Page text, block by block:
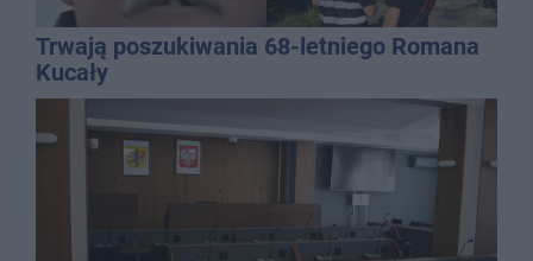
Trwają poszukiwania 68-letniego Romana
Kucały